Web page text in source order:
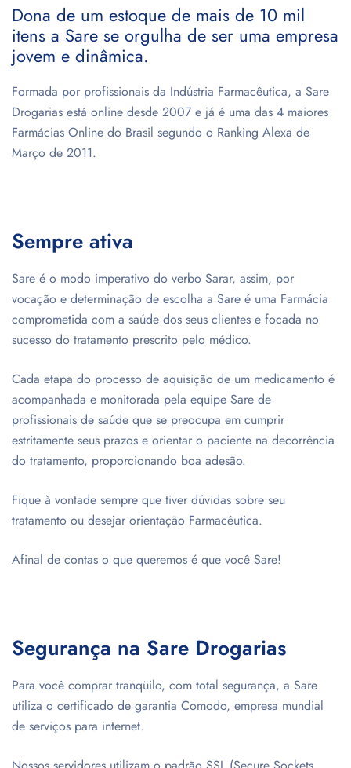
Dona de um estoque de mais de 10 mil
itens a Sare se orgulha de ser uma empresa
jovem e dinâmica.
Formada por profissionais da Indústria Farmacêutica, a Sare
Drogarias está online desde 2007 e já é uma das 4 maiores
Farmácias Online do Brasil segundo o Ranking Alexa de
Março de 2011.
Sempre ativa
Sare é o modo imperativo do verbo Sarar, assim, por
vocação e determinação de escolha a Sare é uma Farmácia
comprometida com a saúde dos seus clientes e focada no
sucesso do tratamento prescrito pelo médico.
Cada etapa do processo de aquisição de um medicamento é
acompanhada e monitorada pela equipe Sare de
profissionais de saúde que se preocupa em cumprir
estritamente seus prazos e orientar o paciente na decorrência
do tratamento, proporcionando boa adesão.
Fique à vontade sempre que tiver dúvidas sobre seu
tratamento ou desejar orientação Farmacêutica.
Afinal de contas o que queremos é que você Sare!
Segurança na Sare Drogarias
Para você comprar tranqüilo, com total segurança, a Sare
utiliza o certificado de garantia Comodo, empresa mundial
de serviços para internet.